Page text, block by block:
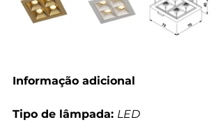
Informação adicional
Tipo de lâmpada: LED